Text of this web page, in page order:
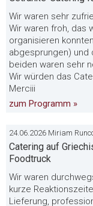
Wir waren sehr
Wir waren froh, das
organisieren
abgesprungen) und
beiden waren sehr
Wir würden das
Merciii
zum Programm »
24.06.2026 Miriam
Catering auf
Foodtruck
Wir waren
kurze
Lieferung,